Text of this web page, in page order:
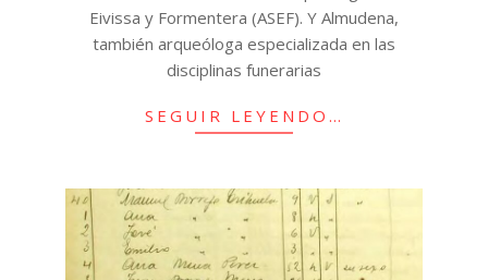
Eivissa y Formentera (ASEF). Y Almudena,
también arqueóloga especializada en las
disciplinas funerarias
SEGUIR LEYENDO…